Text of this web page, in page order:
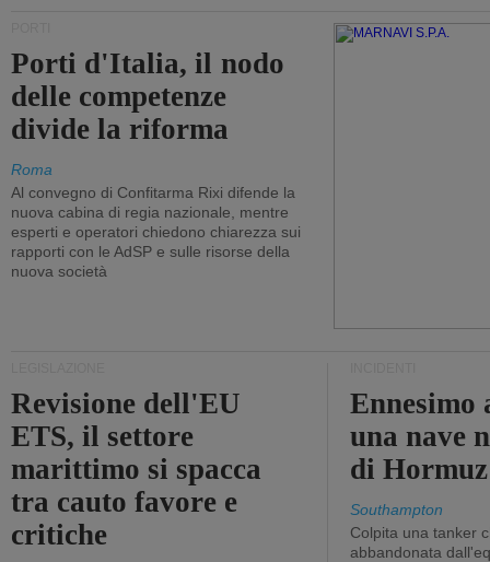
Porti d'Italia, il nodo
delle competenze
divide la riforma
Roma
Al convegno di Confitarma Rixi difende la
nuova cabina di regia nazionale, mentre
esperti e operatori chiedono chiarezza sui
rapporti con le AdSP e sulle risorse della
nuova società
Revisione dell'EU
ETS, il settore
marittimo si spacca
tra cauto favore e
critiche
Ennesimo
una nave
di Hormuz
Southampton
Colpita una tanker
abbandonata